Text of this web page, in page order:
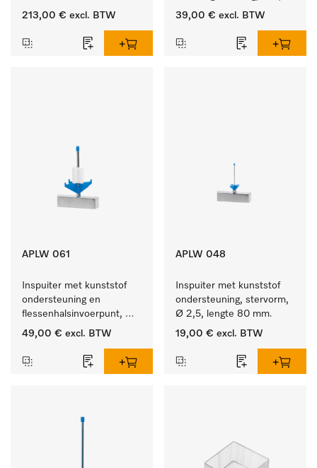
213,00 € excl. BTW
lengte 225 mm.
39,00 € excl. BTW
APLW 061
Inspuiter met kunststof
ondersteuning en
flessenhalsinvoerpunt,
ster, Ø 6, lengte 115 mm.
49,00 € excl. BTW
APLW 048
Inspuiter met kunststof
ondersteuning, stervorm,
Ø 2,5, lengte 80 mm.
19,00 € excl. BTW